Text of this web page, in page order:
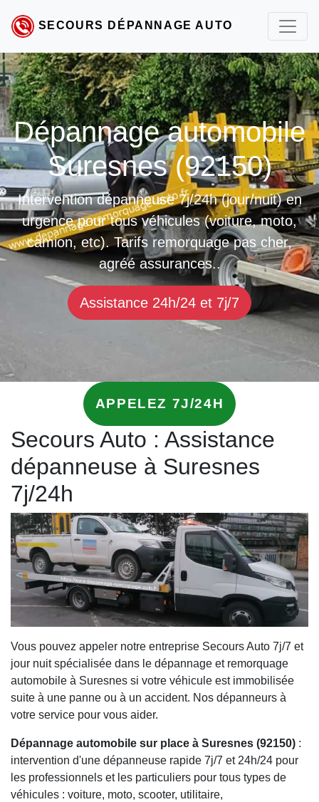
SECOURS DÉPANNAGE AUTO
Dépannage automobile
Suresnes (92150)
Intervention dépanneuse 7j/24h (jour/nuit) en
urgence pour tous véhicules (voiture, moto,
camion, etc). Tarifs remorquage pas cher,
agréé assurances..
Assistance 24h/24 et 7j/7
APPELEZ 7J/24H
Secours Auto : Assistance
dépanneuse à Suresnes
7j/24h
Vous pouvez appeler notre entreprise Secours Auto 7j/7 et
jour nuit spécialisée dans le dépannage et remorquage
automobile à Suresnes si votre véhicule est immobilisée
suite à une panne ou à un accident. Nos dépanneurs à
votre service pour vous aider.
Dépannage automobile sur place à Suresnes (92150) :
intervention d'une dépanneuse rapide 7j/7 et 24h/24 pour
les professionnels et les particuliers pour tous types de
véhicules : voiture, moto, scooter, utilitaire,